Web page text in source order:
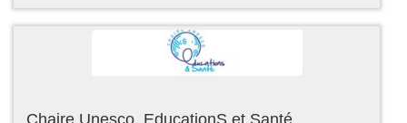
Chaire Unesco, EducationS et Santé